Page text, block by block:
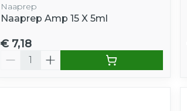
Naaprep
Naaprep Amp 15 X 5ml
€ 7,18
Aantal